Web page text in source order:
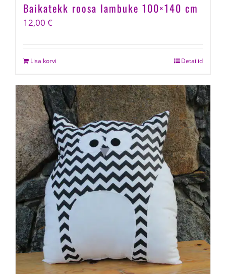
Baikatekk roosa lambuke 100×140 cm
12,00 €
Lisa korvi Detailid